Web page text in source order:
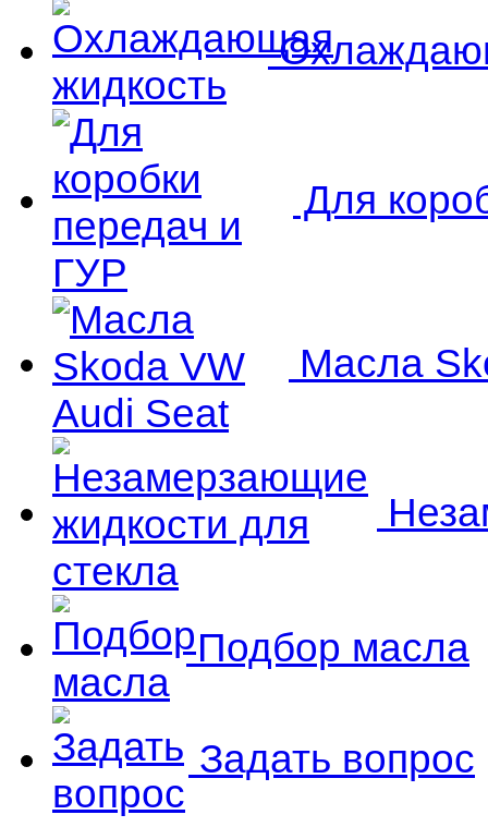
Для
Масла
Подбор масла
Задать вопрос